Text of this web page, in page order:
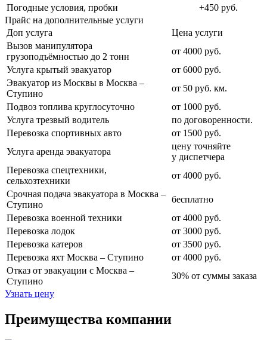
Погодные условия, пробки
+450 руб.
Прайс на дополнительные услуги
Доп услуга
Цена услуги
Вызов манипулятора
грузоподъёмностью до 2 тонн
от 4000 руб.
Услуга крытый эвакуатор
от 6000 руб.
Эвакуатор из Москвы в Москва –
Ступино
от 50 руб. км.
Подвоз топлива круглосуточно
от 1000 руб.
Услуга трезвый водитель
по договоренности.
Перевозка спортивных авто
от 1500 руб.
Услуга аренда эвакуатора
цену точняйте
у диспетчера
Перевозка спецтехники,
сельхозтехники
от 4000 руб.
Срочная подача эвакуатора в Москва –
Ступино
бесплатно
Перевозка военной техники
от 4000 руб.
Перевозка лодок
от 3000 руб.
Перевозка катеров
от 3500 руб.
Перевозка яхт Москва – Ступино
от 4000 руб.
Отказ от эвакуации с Москва –
Ступино
30% от суммы заказа
Узнать цену
Преимущества компании